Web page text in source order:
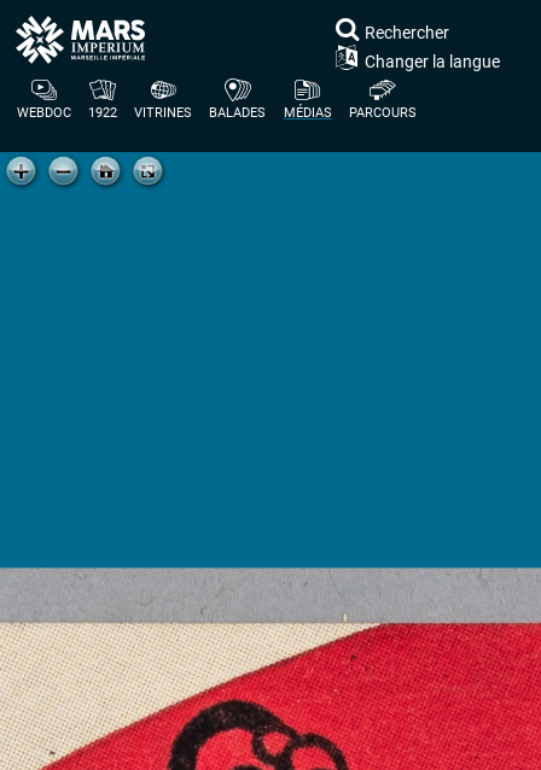
WEBDOC 1922 VITRINES BALADES MÉDIAS PARCOURS
Rechercher
Changer la langue